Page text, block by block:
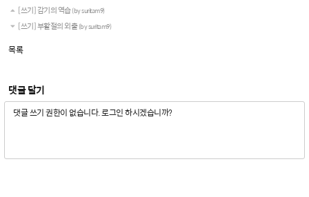
[쓰기] 감기의 역습(by suritam9)
[쓰기] 부활절의 외출(by suritam9)
목록
댓글 달기